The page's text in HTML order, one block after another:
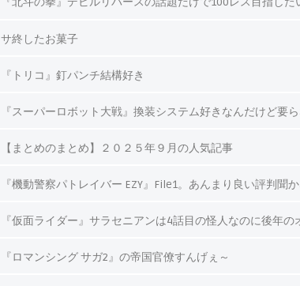
サ終したお菓子
『トリコ』釘パンチ結構好き
『スーパーロボット大戦』換装システム好きなんだけど要
【まとめのまとめ】２０２５年９月の人気記事
『機動警察パトレイバー EZY』File1。あんまり良い評判聞
『仮面ライダー』サラセニアンは4話目の怪人なのに後年
『ロマンシング サガ2』の帝国官僚すんげぇ～